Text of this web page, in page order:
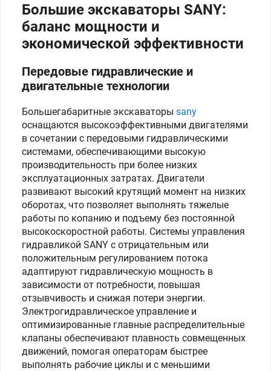
Большие экскаваторы SANY:
баланс мощности и
экономической эффективности
Передовые гидравлические и
двигательные технологии
Большегабаритные экскаваторы sany
оснащаются высокоэффективными двигателями
в сочетании с передовыми гидравлическими
системами, обеспечивающими высокую
производительность при более низких
эксплуатационных затратах. Двигатели
развивают высокий крутящий момент на низких
оборотах, что позволяет выполнять тяжелые
работы по копанию и подъему без постоянной
высокоскоростной работы. Системы управления
гидравликой SANY с отрицательным или
положительным регулированием потока
адаптируют гидравлическую мощность в
зависимости от потребности, повышая
отзывчивость и снижая потери энергии.
Электрогидравлическое управление и
оптимизированные главные распределительные
клапаны обеспечивают плавность совмещенных
движений, помогая операторам быстрее
выполнять рабочие циклы и с меньшими